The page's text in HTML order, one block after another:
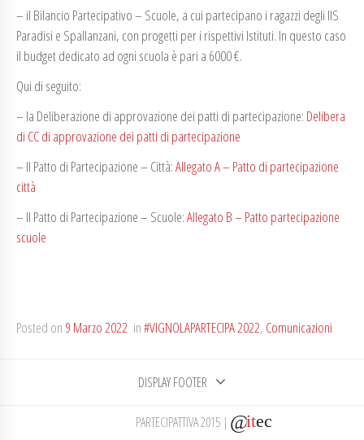
– il Bilancio Partecipativo – Scuole, a cui partecipano i ragazzi degli IIS
Paradisi e Spallanzani, con progetti per i rispettivi Istituti. In questo caso
il budget dedicato ad ogni scuola è pari a 6000 €.
Qui di seguito:
– la Deliberazione di approvazione dei patti di partecipazione: Delibera
di CC di approvazione dei patti di partecipazione
– Il Patto di Partecipazione – Città:Allegato A – Patto di partecipazione
città
– Il Patto di Partecipazione – Scuole:Allegato B – Patto partecipazione
scuole
Posted on 9 Marzo 2022 in#VIGNOLAPARTECIPA 2022, Comunicazioni
DISPLAY FOOTER
PARTECIPATTIVA 2015 | @itec